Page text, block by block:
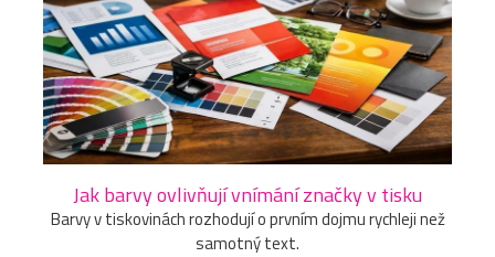
Jak barvy ovlivňují vnímání značky v tisku
Barvy v tiskovinách rozhodují o prvním dojmu rychleji než
samotný text.